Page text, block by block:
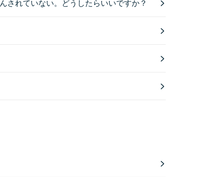
されていない。どうしたらいいですか？